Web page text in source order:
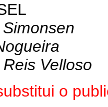
Velloso
o